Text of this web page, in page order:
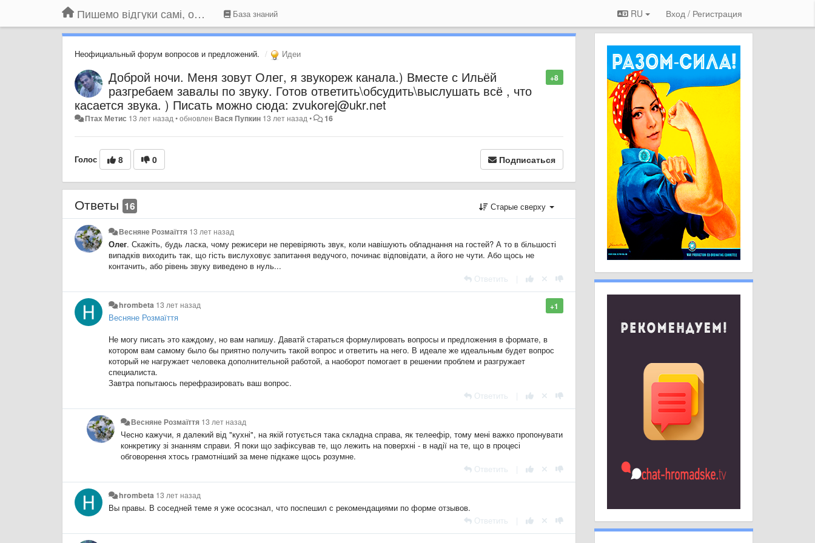
Пишемо відгуки самі, обговорюємо інші ідеї та пропозиції до Громадського Телебачення База знаний RU Вход / Регистрация
Неофициальный форум вопросов и предложений. Идеи
+8
Доброй ночи. Меня зовут Олег, я звукореж канала.) Вместе с Ильёй
разгребаем завалы по звуку. Готов ответить\обсудить\выслушать всё , что
касается звука. ) Писать можно сюда: zvukorej@ukr.net
Птах Метис 13 лет назад •обновленВася Пупкин 13 лет назад • 16
Голос 8 0 Подписаться
Ответы 16 Старые сверху
Весняне Розмаїття 13 лет назад
Олег. Скажіть, будь ласка, чому режисери не перевіряють звук, коли навішують обладнання на гостей? А то в більшості
випадків виходить так, що гість вислуховує запитання ведучого, починає відповідати, а його не чути. Або щось не
контачить, або рівень звуку виведено в нуль...
Ответить
+1
hrombeta 13 лет назад
Весняне Розмаїття
Не могу писать это каждому, но вам напишу. Даватй стараться формулировать вопросы и предложения в формате, в
котором вам самому было бы приятно получить такой вопрос и ответить на него. В идеале же идеальным будет вопрос
который не нагружает человека дополнительной работой, а наоборот помогает в решении проблем и разгружает
специалиста.
Завтра попытаюсь перефразировать ваш вопрос.
Ответить
Весняне Розмаїття 13 лет назад
Чесно кажучи, я далекий від "кухні", на якій готується така складна справа, як телеефір, тому мені важко пропонувати
конкретику зі знанням справи. Я поки що зафіксував те, що лежить на поверхні - в надії на те, що в процесі
обговорення хтось грамотніший за мене підкаже щось розумне.
Ответить
hrombeta 13 лет назад
Вы правы. В соседней теме я уже ососзнал, что поспешил с рекомендациями по форме отзывов.
Ответить